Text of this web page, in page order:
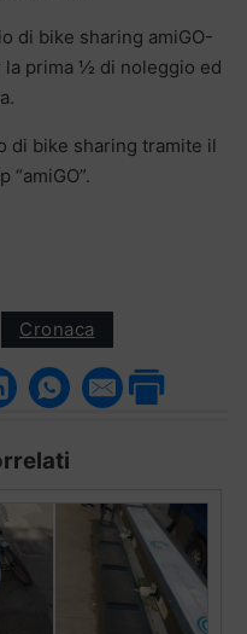
di bike sharing amiGO-
la prima ½ di noleggio ed
di bike sharing tramite il
“amiGO”.
Cronaca